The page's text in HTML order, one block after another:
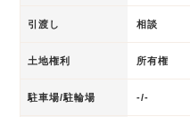
引渡し 相談
土地権利 所有権
駐車場/駐輪場 -/-